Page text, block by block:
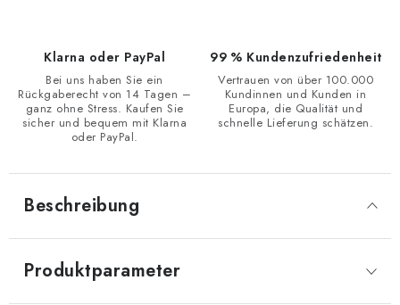
Klarna oder PayPal
Bei uns haben Sie ein
Rückgaberecht von 14 Tagen –
ganz ohne Stress. Kaufen Sie
sicher und bequem mit Klarna
oder PayPal.
99 % Kundenzufriedenheit
Vertrauen von über 100.000
Kundinnen und Kunden in
Europa, die Qualität und
schnelle Lieferung schätzen.
Beschreibung
Produktparameter